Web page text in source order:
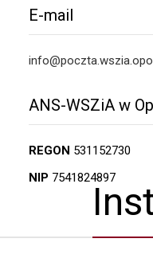
E-mail
ANS-WSZiA w
REGON 531152730
NIP 7541824897